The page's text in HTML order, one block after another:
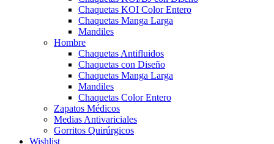
Chaquetas KOI Color Entero
Chaquetas Manga Larga
Mandiles
Hombre
Chaquetas Antifluidos
Chaquetas con Diseño
Chaquetas Manga Larga
Mandiles
Chaquetas Color Entero
Zapatos Médicos
Medias Antivariciales
Gorritos Quirúrgicos
Wishlist